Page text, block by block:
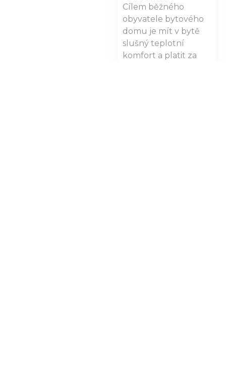
Cílem běžného
obyvatele bytového
domu je mít v bytě
slušný teplotní
komfort a platit za